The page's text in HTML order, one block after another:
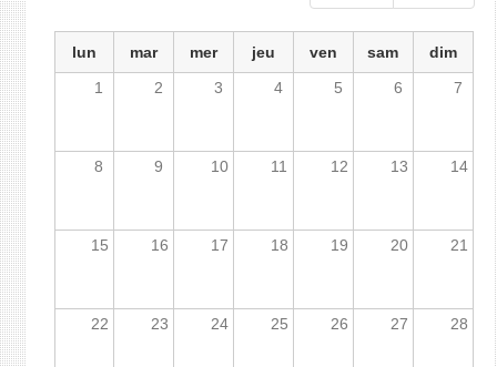
lun mar mer jeu ven sam
dim
1
2 3 4 5 6 7
8 9 10 11 12 13 14
15 16 17 18 19 20 21
22 23 24 25 26 27 28